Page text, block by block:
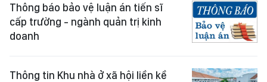
Thông báo bảo vệ luận án tiến sĩ
cấp trường - ngành quản trị kinh
doanh
Thông tin Khu nhà ở xã hội liền kề